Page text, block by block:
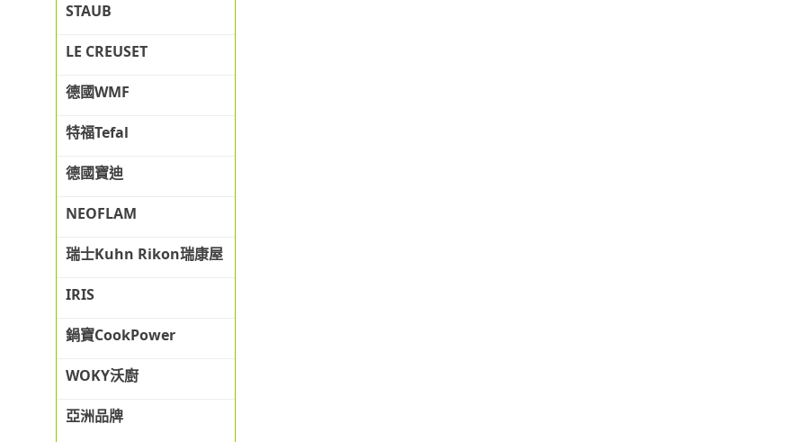
STAUB
LE CREUSET
德國WMF
特福Tefal
德國寶迪
NEOFLAM
瑞士Kuhn Rikon瑞康屋
IRIS
鍋寶CookPower
WOKY沃廚
亞洲品牌